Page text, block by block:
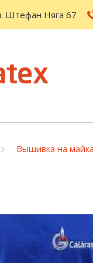
Штефан Няга 67
Вышивка на